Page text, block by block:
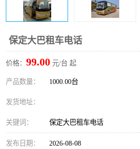
保定大巴租车电话
价格： 99.00 元/台 起
产品数量： 1000.00台
发货地址：
关键词： 保定大巴租车电话
发布日期： 2026-08-08